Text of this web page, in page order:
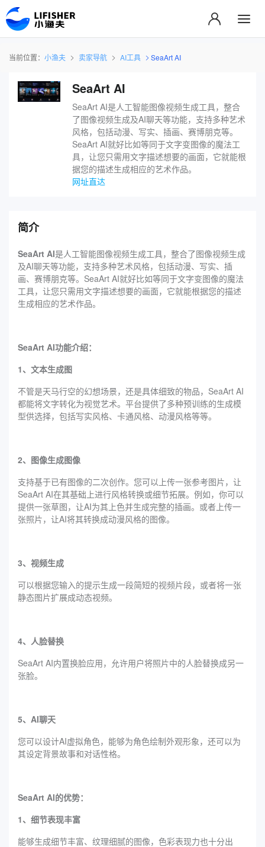
当前位置： 小渔夫 卖家导航 AI工具 SeaArt AI
SeaArt AI
SeaArt AI是人工智能图像视频生成工具，整合
了图像视频生成及AI聊天等功能，支持多种艺术
风格，包括动漫、写实、插画、赛博朋克等。
SeaArt AI就好比如等同于文字变图像的魔法工
具，让您只需用文字描述想要的画面，它就能根
据您的描述生成相应的艺术作品。
网址直达
简介
SeaArt AI是人工智能图像视频生成工具，整合了图像视频生成
及AI聊天等功能，支持多种艺术风格，包括动漫、写实、插
画、赛博朋克等。SeaArt AI就好比如等同于文字变图像的魔法
工具，让您只需用文字描述想要的画面，它就能根据您的描述
生成相应的艺术作品。
SeaArt AI功能介绍：
1、文本生成图
不管是天马行空的幻想场景，还是具体细致的物品，SeaArt AI
都能将文字转化为视觉艺术。平台提供了多种预训练的生成模
型供选择，包括写实风格、卡通风格、动漫风格等等。
2、图像生成图像
支持基于已有图像的二次创作。您可以上传一张参考图片，让
SeaArt AI在其基础上进行风格转换或细节拓展。例如，你可以
提供一张草图，让AI为其上色并生成完整的插画。或者上传一
张照片，让AI将其转换成动漫风格的图像。
3、视频生成
可以根据您输入的提示生成一段简短的视频片段，或者将一张
静态图片扩展成动态视频。
4、人脸替换
SeaArt AI内置换脸应用，允许用户将照片中的人脸替换成另一
张脸。
5、AI聊天
您可以设计AI虚拟角色，能够为角色绘制外观形象，还可以为
其设定背景故事和对话性格。
SeaArt AI的优势：
1、细节表现丰富
能够生成细节丰富、纹理细腻的图像，色彩表现力也十分出